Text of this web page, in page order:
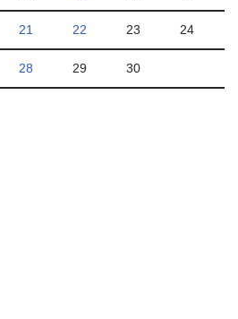
21 22 23 24
28 29 30